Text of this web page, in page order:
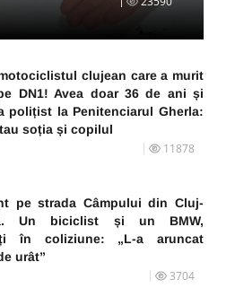
clujean care a murit
DN1! Avea doar 36 de ani și
polițist la Penitenciarul Gherla:
soția și copilul
11878
pe strada Câmpului din Cluj-
Un biciclist și un BMW,
în coliziune: „L-a aruncat
urât”
3704